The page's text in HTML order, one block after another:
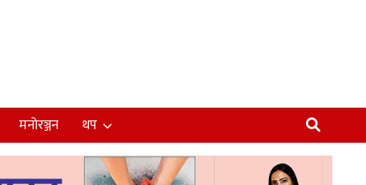
मनोरञ्जन थप